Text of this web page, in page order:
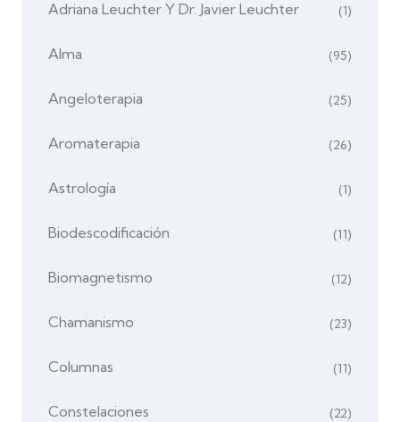
Adriana Leuchter Y Dr. Javier Leuchter (1)
Alma (95)
Angeloterapia (25)
Aromaterapia (26)
Astrología (1)
Biodescodificación (11)
Biomagnetismo (12)
Chamanismo (23)
Columnas (11)
Constelaciones (22)